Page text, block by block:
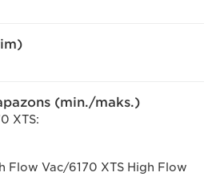
(min./maks.)
XTS:
Flow Vac/6170 XTS High Flow